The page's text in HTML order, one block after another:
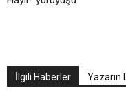
İlgili Haberler Yazarın